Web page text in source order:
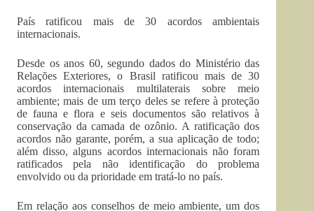
País ratificou mais de 30 acordos ambientais
internacionais.
Desde os anos 60, segundo dados do Ministério das
Relações Exteriores, o Brasil ratificou mais de 30
acordos internacionais multilaterais sobre meio
ambiente; mais de um terço deles se refere à proteção
de fauna e flora e seis documentos são relativos à
conservação da camada de ozônio. A ratificação dos
acordos não garante, porém, a sua aplicação de todo;
além disso, alguns acordos internacionais não foram
ratificados pela não identificação do problema
envolvido ou da prioridade em tratá-lo no país.
Em relação aos conselhos de meio ambiente, um dos